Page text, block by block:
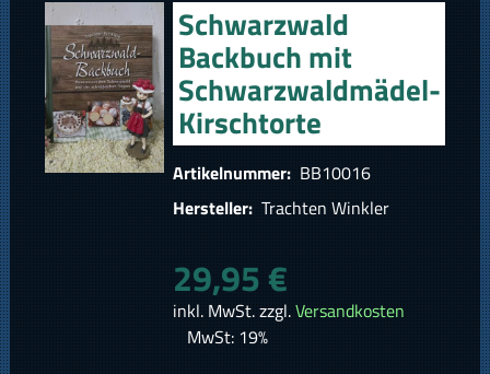
Schwarzwald
Backbuch mit
Schwarzwaldmädel-
Kirschtorte
Artikelnummer: BB10016
Hersteller: Trachten Winkler
29,95 €
inkl. MwSt. zzgl.Versandkosten
MwSt: 19%